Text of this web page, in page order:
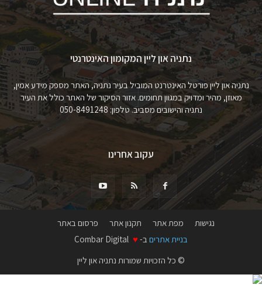
נתניה און ליין המקומון האינטרנטי
נתניה און ליין פורטל האינטרנט המוביל בעיר נתניה, האתר מספק מידע אמין,
מאוזן, מהיר ומדויק במגוון תחומים. אזור הסיקור של האתר כולל את העיר
נתניה והישובים מסביב. טלפון: 050-8491248
עקוב אחרינו
נגישות מפת אתר תקנון אתר
פרסום באתר
בניית אתרים ב- ♥
© כל הזכויות שמורות נתניה און ליין